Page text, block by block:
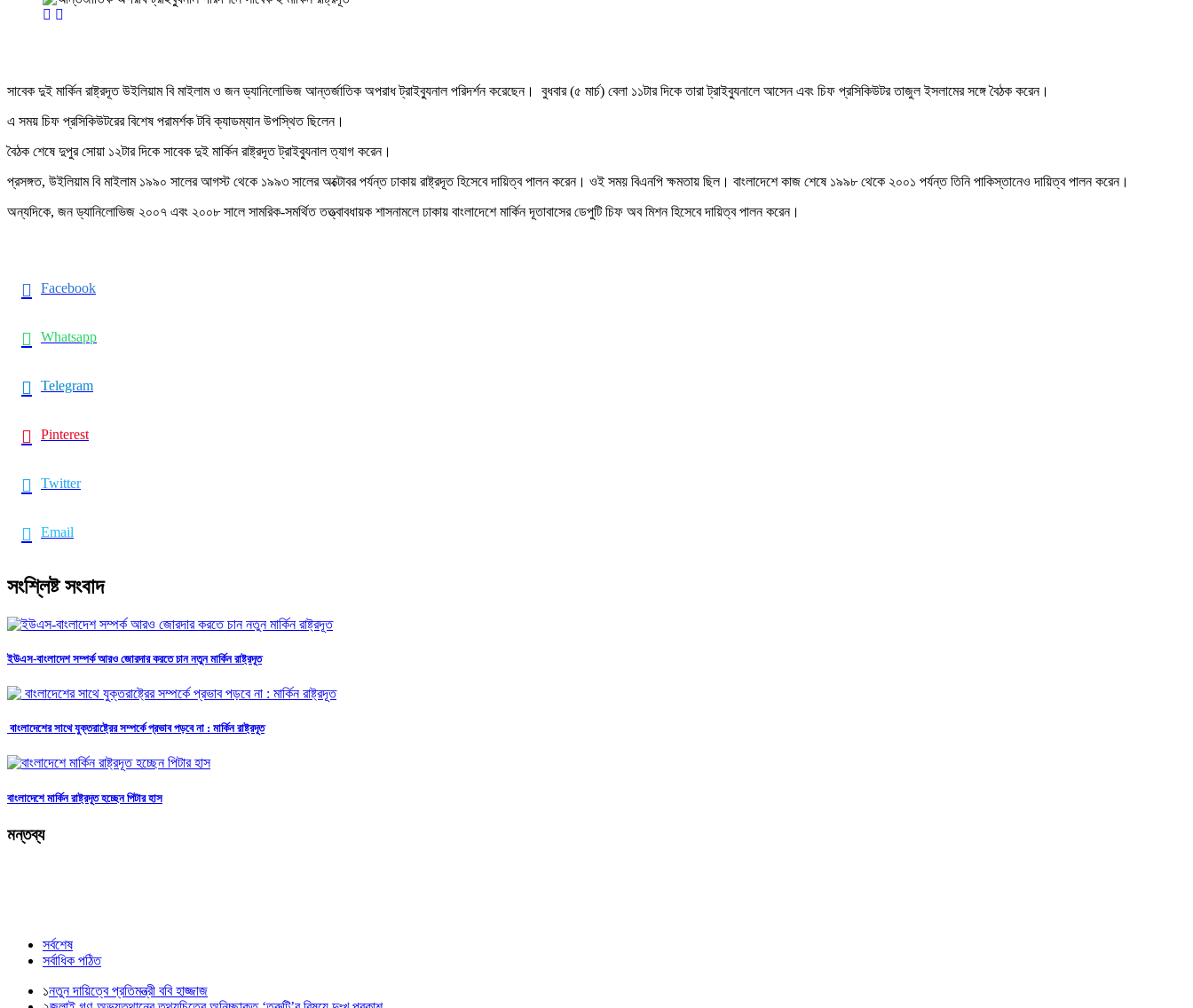
সাবেক দুই মার্কিন রাষ্ট্রদূত উইলিয়াম বি মাইলাম ও জন ড্যানিলোভিজ আন্তর্জাতিক অপরাধ ট্রাইব্যুনাল পরিদর্শন করেছেন। বুধবার (৫ মার্চ) বেলা ১১টার দিকে তারা ট্রাইব্যুনালে আসেন এবং চিফ প্রসিকিউটর তাজুল ইসলামের সঙ্গে বৈঠক করেন।
এ সময় চিফ প্রসিকিউটরের বিশেষ পরামর্শক টবি ক্যাডম্যান উপস্থিত ছিলেন।
বৈঠক শেষে দুপুর সোয়া ১২টার দিকে সাবেক দুই মার্কিন রাষ্ট্রদূত ট্রাইব্যুনাল ত্যাগ করেন।
প্রসঙ্গত, উইলিয়াম বি মাইলাম ১৯৯০ সালের আগস্ট থেকে ১৯৯৩ সালের অক্টোবর পর্যন্ত ঢাকায় রাষ্ট্রদূত হিসেবে দায়িত্ব পালন করেন। ওই সময় বিএনপি ক্ষমতায় ছিল। বাংলাদেশে কাজ শেষে ১৯৯৮ থেকে ২০০১ পর্যন্ত তিনি পাকিস্তানেও দায়িত্ব পালন করেন।
অন্যদিকে, জন ড্যানিলোভিজ ২০০৭ এবং ২০০৮ সালে সামরিক-সমর্থিত তত্ত্বাবধায়ক শাসনামলে ঢাকায় বাংলাদেশে মার্কিন দূতাবাসের ডেপুটি চিফ অব মিশন হিসেবে দায়িত্ব পালন করেন।
Facebook
Whatsapp
Telegram
Pinterest
Twitter
Email
সংশ্লিষ্টসংবাদ
ইউএস-বাংলাদেশ সম্পর্ক আরও জোরদার করতে চান নতুন মার্কিন রাষ্ট্রদূত
বাংলাদেশের সাথে যুক্তরাষ্ট্রের সম্পর্কে প্রভাব পড়বে না : মার্কিন রাষ্ট্রদূত
বাংলাদেশে মার্কিন রাষ্ট্রদূত হচ্ছেন পিটার হাস
মন্তব্য
সর্বশেষ
সর্বাধিক পঠিত
১নতুন দায়িত্বে প্রতিমন্ত্রী ববি হাজ্জাজ